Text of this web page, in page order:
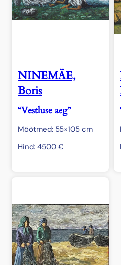
NINEMÄE,
Boris
“Vestluse aeg”
Mõõtmed: 55×105 cm
Hind: 4500 €